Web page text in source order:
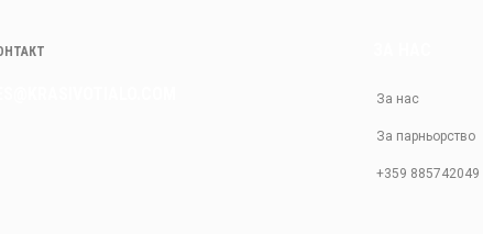
За нас
За парньорство
+359 885742049